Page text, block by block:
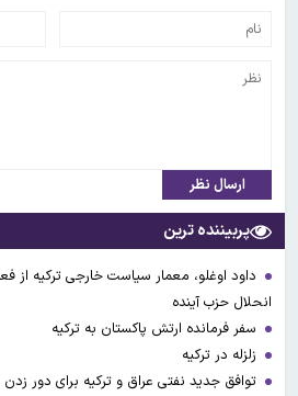
ارسال نظر
پربیننده ترین
داود اوغلو، معمار سیاست خارجی ترکیه از
انحلال حزب آینده
سفر فرمانده ارتش پاکستان به ترکیه
زلزله در ترکیه
توافق جدید نفتی عراق و ترکیه برای دور